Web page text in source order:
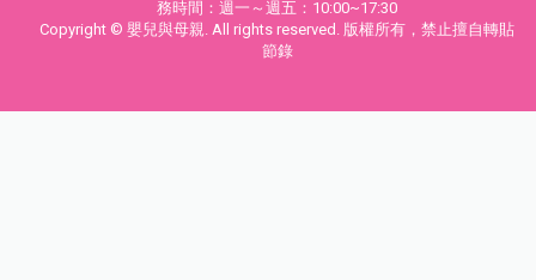
務時間：週一～週五：10:00~17:30
Copyright © 嬰兒與母親. All rights reserved. 版權所有，禁止擅自轉貼
節錄